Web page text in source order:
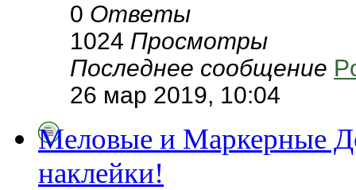
0 Ответы
1024 Просмотры
Последнее сообщение
26 мар 2019, 10:04
Меловые и Маркерные
наклейки!